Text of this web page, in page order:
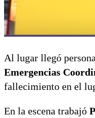
Al lugar llegó
Emergencias
fallecimiento en el
En la escena trabajó